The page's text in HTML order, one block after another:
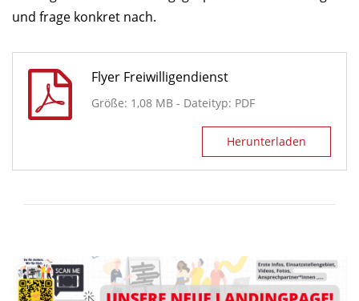
und frage konkret nach.
Flyer Freiwilligendienst
Größe: 1,08 MB - Dateityp: PDF
Herunterladen